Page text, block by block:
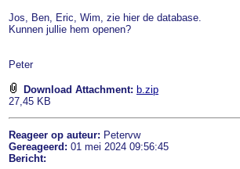
Jos, Ben, Eric, Wim, zie hier de database.
Kunnen jullie hem openen?
Peter
Download Attachment: b.zip
27,45 KB
Reageer op auteur: Petervw
Gereageerd: 01 mei 2024 09:56:45
Bericht: